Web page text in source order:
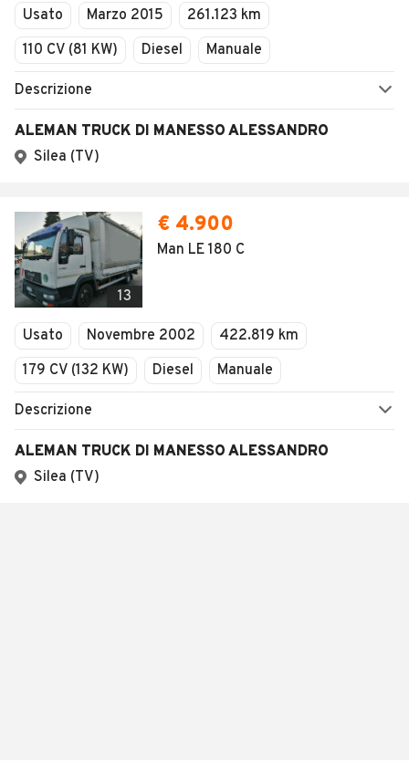
Usato Marzo 2015
261.123 km
110 CV (81 KW)
Diesel Manuale
Descrizione
ALEMAN TRUCK DI MANESSO ALESSANDRO
Silea (TV)
13
€ 4.900
Man LE 180 C
Usato Novembre 2002
422.819 km
179 CV (132 KW)
Diesel Manuale
Descrizione
ALEMAN TRUCK DI MANESSO ALESSANDRO
Silea (TV)